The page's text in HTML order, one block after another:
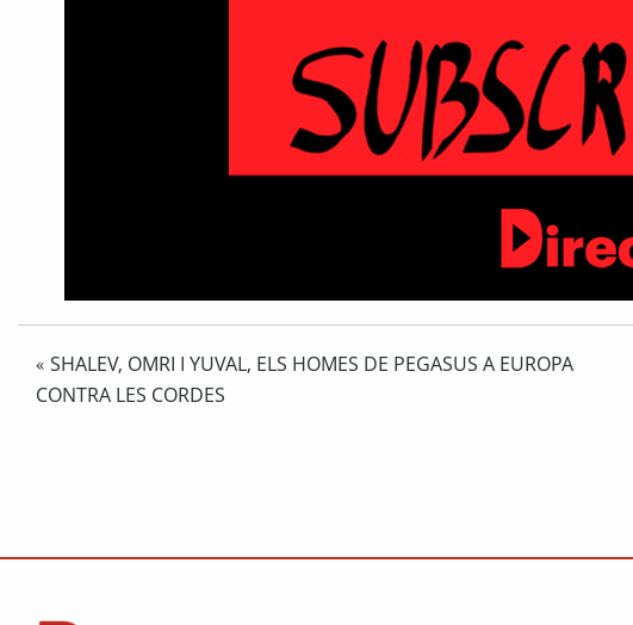
« SHALEV, OMRI I YUVAL, ELS HOMES DE PEGASUS A EUROPA
CONTRA LES CORDES